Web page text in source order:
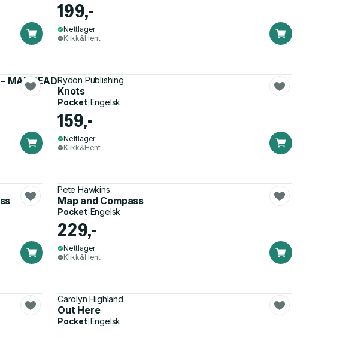
199,-
Nettlager
Klikk&Hent
MAP READINGRydon Publishing
Knots
Pocket| Engelsk
159,-
Nettlager
Klikk&Hent
Pete Hawkins
Map and Compass
Pocket| Engelsk
229,-
Nettlager
Klikk&Hent
Carolyn Highland
Out Here
Pocket| Engelsk